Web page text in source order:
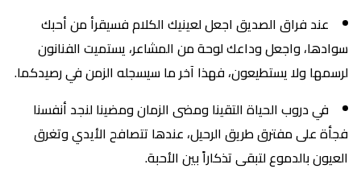
عند فراق الصديق اجعل لعينيك الكلام فسيقرأ من أحبك
سوادها، واجعل وداعك لوحة من المشاعر، يستميت الفنانون
لرسمها ولا يستطيعون، فهذا آخر ما سيسجله الزمن في رصيدكما.
في دروب الحياة التقينا ومضى الزمان ومضينا لنجد أنفسنا
فجأة على مفترق طريق الرحيل، عندها تتصافح الأيدي وتغرق
العيون بالدموع لتبقى تذكاراً بين الأحبة.